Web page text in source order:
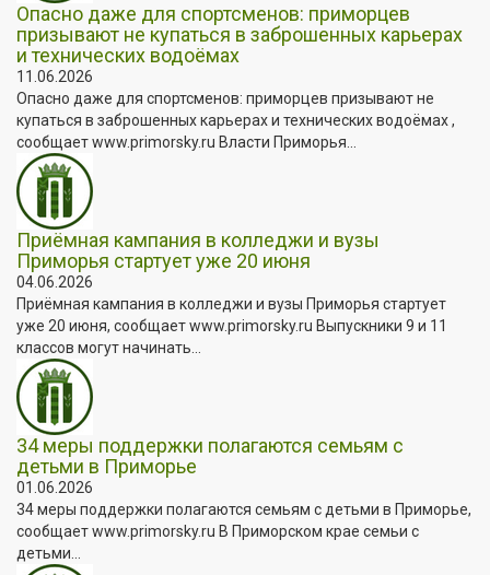
Опасно даже для спортсменов: приморцев
призывают не купаться в заброшенных карьерах
и технических водоёмах
11.06.2026
Опасно даже для спортсменов: приморцев призывают не
купаться в заброшенных карьерах и технических водоёмах ,
сообщает www.primorsky.ru Власти Приморья...
Приёмная кампания в колледжи и вузы
Приморья стартует уже 20 июня
04.06.2026
Приёмная кампания в колледжи и вузы Приморья стартует
уже 20 июня, сообщает www.primorsky.ru Выпускники 9 и 11
классов могут начинать...
34 меры поддержки полагаются семьям с
детьми в Приморье
01.06.2026
34 меры поддержки полагаются семьям с детьми в Приморье,
сообщает www.primorsky.ru В Приморском крае семьи с
детьми...